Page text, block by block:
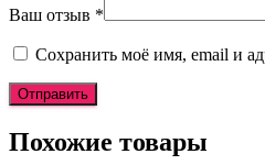
Ваш отзыв *
Сохранить моё имя, email и
Похожие товары